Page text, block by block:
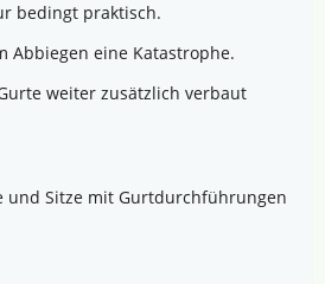
bedingt praktisch.
Abbiegen eine Katastrophe.
weiter zusätzlich verbaut
und Sitze mit Gurtdurchführungen